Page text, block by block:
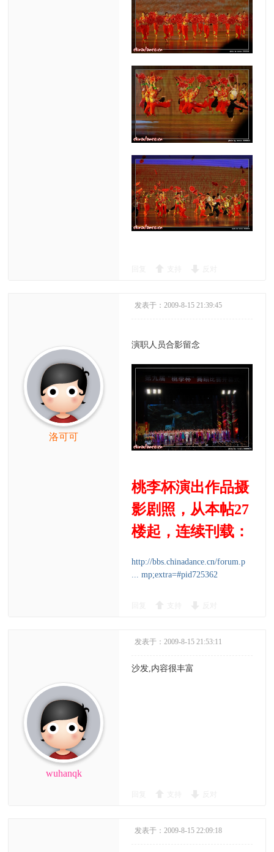
洛可可
发表于：2009-8-15 21:39:45
演职人员合影留念
桃李杯演出作品摄
影剧照，从本帖27
楼起，连续刊载：
http://bbs.chinadance.cn/forum.p
... mp;extra=#pid725362
wuhanqk
发表于：2009-8-15 21:53:11
沙发,内容很丰富
发表于：2009-8-15 22:09:18